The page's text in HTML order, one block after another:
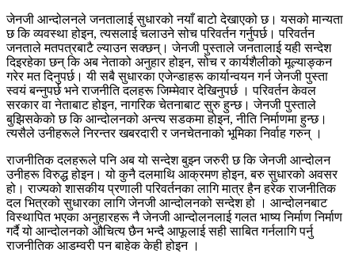
जेनजी आन्दोलनले जनतालाई सुधारको नयाँ बाटो देखाएको छ। यसको मान्यता
छ कि व्यवस्था होइन, त्यसलाई चलाउने सोच परिवर्तन गर्नुपर्छ। परिवर्तन
जनताले मतपत्रबाटै ल्याउन सक्छन्। जेनजी पुस्ताले जनतालाई यही सन्देश
दिइरहेका छन् कि अब नेताको अनुहार होइन, सोच र कार्यशैलीको मूल्याङ्कन
गरेर मत दिनुपर्छ। यी सबै सुधारका एजेन्डाहरू कार्यान्वयन गर्न जेनजी पुस्ता
स्वयं बन्नुपर्छ भने राजनीति दलहरू जिम्मेवार देखिनुपर्छ । परिवर्तन केवल
सरकार वा नेताबाट होइन, नागरिक चेतनाबाट सुरु हुन्छ। जेनजी पुस्ताले
बुझिसकेको छ कि आन्दोलनको अन्त्य सडकमा होइन, नीति निर्माणमा हुन्छ।
त्यसैले उनीहरूले निरन्तर खबरदारी र जनचेतनाको भूमिका निर्वाह गरुन् ।
राजनीतिक दलहरूले पनि अब यो सन्देश बुझ्न जरुरी छ कि जेनजी आन्दोलन
उनीहरू विरुद्ध होइन। यो कुनै दलमाथि आक्रमण होइन, बरु सुधारको अवसर
हो। राज्यको शासकीय प्रणाली परिवर्तनका लागि मात्र हैन हरेक राजनीतिक
दल भित्रको सुधारका लागि जेनजी आन्दोलनको सन्देश हो । आन्दोलनबाट
विस्थापित भएका अनुहारहरू नै जेनजी आन्दोलनलाई गलत भाष्य निर्माण निर्माण
गर्दै यो आन्दोलनको औचित्य छैन भन्दै आफूलाई सही साबित गर्नलागि पर्नु
राजनीतिक आडम्वरी पन बाहेक केही होइन ।